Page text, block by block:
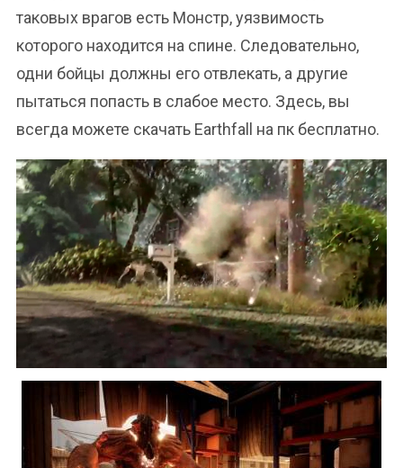
таковых врагов есть Монстр, уязвимость
которого находится на спине. Следовательно,
одни бойцы должны его отвлекать, а другие
пытаться попасть в слабое место. Здесь, вы
всегда можете скачать Earthfall на пк бесплатно.